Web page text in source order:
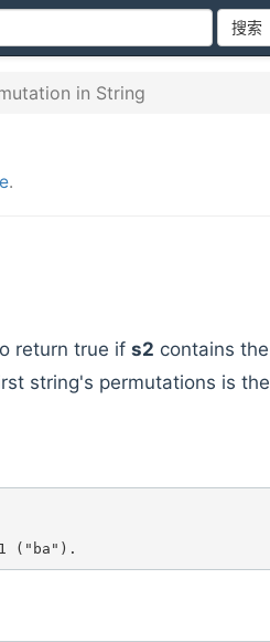
搜索
in String
.
return true if s2 contains the
string's permutations is the